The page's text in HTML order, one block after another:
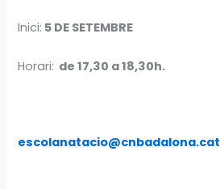
Inici: 5 DE SETEMBRE
Horari: de 17,30 a 18,30h.
escolanatacio@cnbadalona.cat